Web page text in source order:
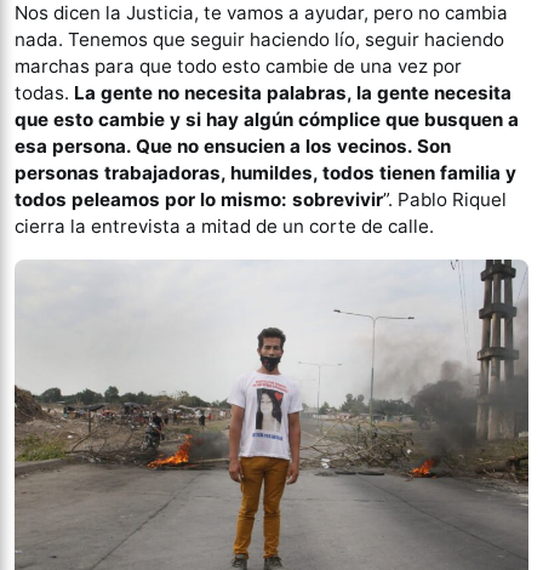
Nos dicen la Justicia, te vamos a ayudar, pero no cambia
nada. Tenemos que seguir haciendo lío, seguir haciendo
marchas para que todo esto cambie de una vez por
todas. La gente no necesita palabras, la gente necesita
que esto cambie y si hay algún cómplice que busquen a
esa persona. Que no ensucien a los vecinos. Son
personas trabajadoras, humildes, todos tienen familia y
todos peleamos por lo mismo: sobrevivir”. Pablo Riquel
cierra la entrevista a mitad de un corte de calle.